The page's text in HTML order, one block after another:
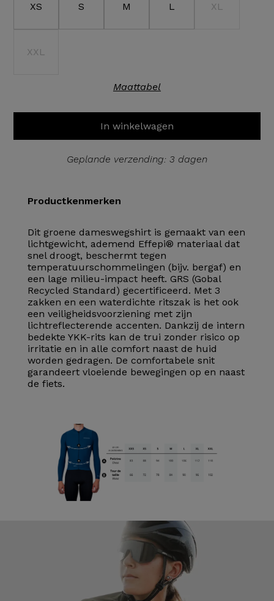
XS S M L XL
XXL
Maattabel
In winkelwagen
Geplande verzending: 3 dagen
Productkenmerken
Dit groene dameswegshirt is gemaakt van een
lichtgewicht, ademend Effepi® materiaal dat
snel droogt, beschermt tegen
temperatuurschommelingen (bijv. bergaf) en
een lage milieu-impact heeft. GRS (Gobal
Recycled Standard) gecertificeerd. Met 3
zakken en een waterdichte ritszak is het ook
een veiligheidsvoorziening met zijn
lichtreflecterende accenten. Dankzij de intern
bedekte YKK-rits kan de trui zonder risico op
irritatie en in alle comfort naast de huid
worden gedragen. De comfortabele snit
garandeert vloeiende bewegingen op en naast
de fiets.